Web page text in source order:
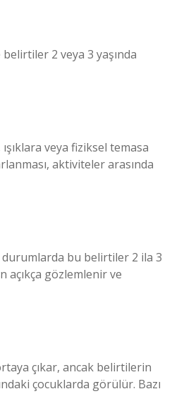
2 veya 3 yaşında
veya fiziksel temasa
aktiviteler arasında
durumlarda bu belirtiler 2 ila 3
açıkça gözlemlenir ve
çıkar, ancak belirtilerin
çocuklarda görülür. Bazı